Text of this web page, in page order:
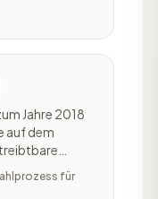
Jahre 2018
auf dem
trackt. Es ist
für